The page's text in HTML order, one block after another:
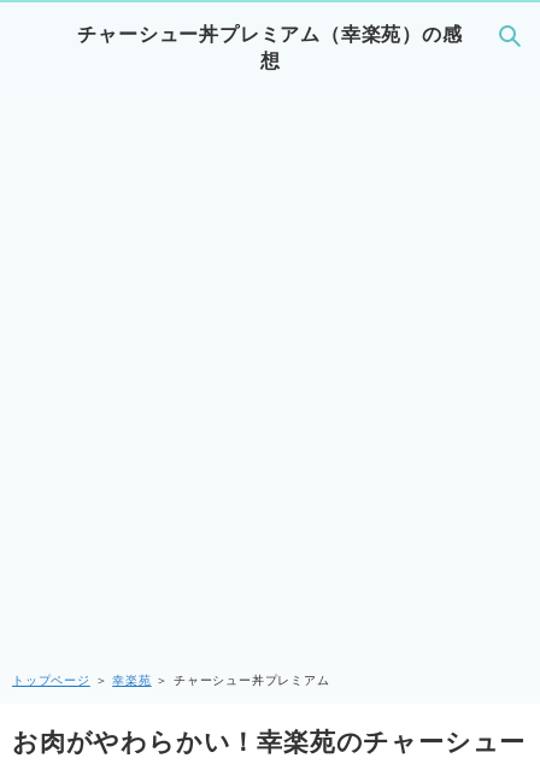
チャーシュー丼プレミアム（幸楽苑）の感
想
トップページ ＞幸楽苑 ＞チャーシュー丼プレミアム
お肉がやわらかい！幸楽苑のチャーシュー